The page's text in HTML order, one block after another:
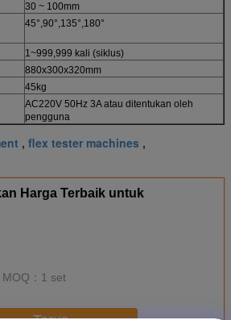
30 ~ 100mm
45°,90°,135°,180°
1~999,999 kali (siklus)
880x300x320mm
45kg
AC220V 50Hz 3A atau ditentukan oleh
pengguna
, flex tester machines ,
Harga Terbaik untuk
MOQ： 1 set